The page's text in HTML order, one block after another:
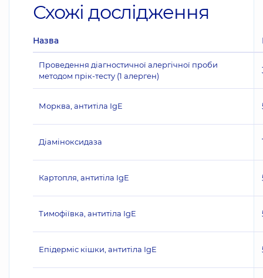
Схожі дослідження
Назва
Проведення діагностичної алергічної проби
методом прік-тесту (1 алерген)
Морква, антитіла IgE
Діаміноксидаза
Картопля, антитіла IgE
Тимофіївка, антитіла IgE
Епідерміс кішки, антитіла IgE